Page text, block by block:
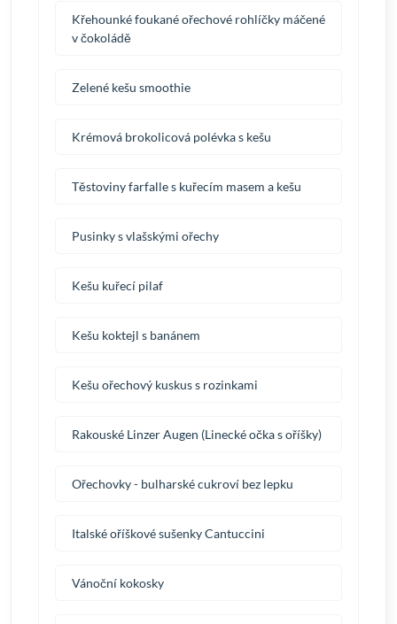
Křehounké foukané ořechové rohlíčky máčené
v čokoládě
Zelené kešu smoothie
Krémová brokolicová polévka s kešu
Těstoviny farfalle s kuřecím masem a kešu
Pusinky s vlašskými ořechy
Kešu kuřecí pilaf
Kešu koktejl s banánem
Kešu ořechový kuskus s rozinkami
Rakouské Linzer Augen (Linecké očka s oříšky)
Ořechovky - bulharské cukroví bez lepku
Italské oříškové sušenky Cantuccini
Vánoční kokosky